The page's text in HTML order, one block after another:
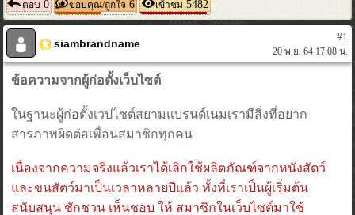
ตอบ 0 ขอบคุณ/ถูกใจ 6 เข้าชม 5482
siambrandname
#1
20 พ.ย. 64 17:08 น.
ข้อความจากผู้ก่อตั้งเว็บไซต์
ในฐานะผู้ก่อตั้งเวปไซต์สยามแบรนด์เนมเรามีสิ่งที่อยาก
สารภาพผิดต่อเพื่อนสมาชิกทุกคน
เนื่องจากความจริงแล้วเราได้เลิกใช้ผลิตภัณฑ์จากหนังสัตว์
และขนสัตว์มาเป็นเวลาหลายปีแล้ว ทั้งที่เราเป็นผู้เริ่มต้น
สนับสนุน ชักชวน เห็นชอบ ให้ สมาชิกในเว็บไซต์มาใช้